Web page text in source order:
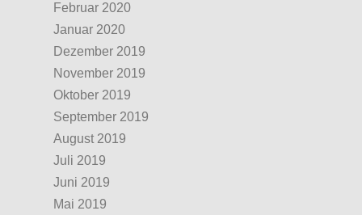
Februar 2020
Januar 2020
Dezember 2019
November 2019
Oktober 2019
September 2019
August 2019
Juli 2019
Juni 2019
Mai 2019